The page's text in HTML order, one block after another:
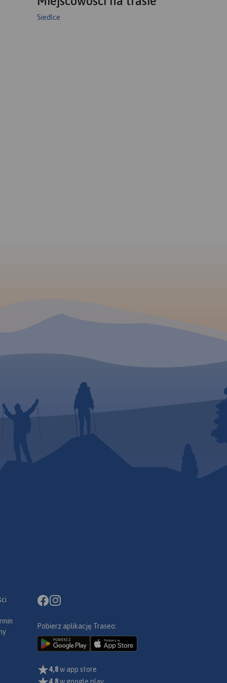
Siedlce
Pobierz aplikację Traseo:
4,8w app store